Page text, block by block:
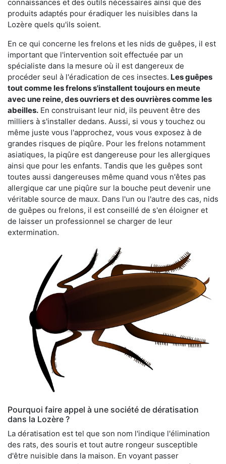
connaissances et des outils nécessaires ainsi que des
produits adaptés pour éradiquer les nuisibles dans la
Lozère quels qu'ils soient.
En ce qui concerne les frelons et les nids de guêpes, il est
important que l'intervention soit effectuée par un
spécialiste dans la mesure où il est dangereux de
procéder seul à l'éradication de ces insectes. Les guêpes
tout comme les frelons s'installent toujours en meute
avec une reine, des ouvriers et des ouvrières comme les
abeilles. En construisant leur nid, ils peuvent être des
milliers à s'installer dedans. Aussi, si vous y touchez ou
même juste vous l'approchez, vous vous exposez à de
grandes risques de piqûre. Pour les frelons notamment
asiatiques, la piqûre est dangereuse pour les allergiques
ainsi que pour les enfants. Tandis que les guêpes sont
toutes aussi dangereuses même quand vous n'êtes pas
allergique car une piqûre sur la bouche peut devenir une
véritable source de maux. Dans l'un ou l'autre des cas, nids
de guêpes ou frelons, il est conseillé de s'en éloigner et
de laisser un professionnel se charger de leur
extermination.
Pourquoi faire appel à une société de dératisation
dans la Lozère ?
La dératisation est tel que son nom l'indique l'élimination
des rats, des souris et tout autre rongeur susceptible
d'être nuisible dans la maison. En voyant passer